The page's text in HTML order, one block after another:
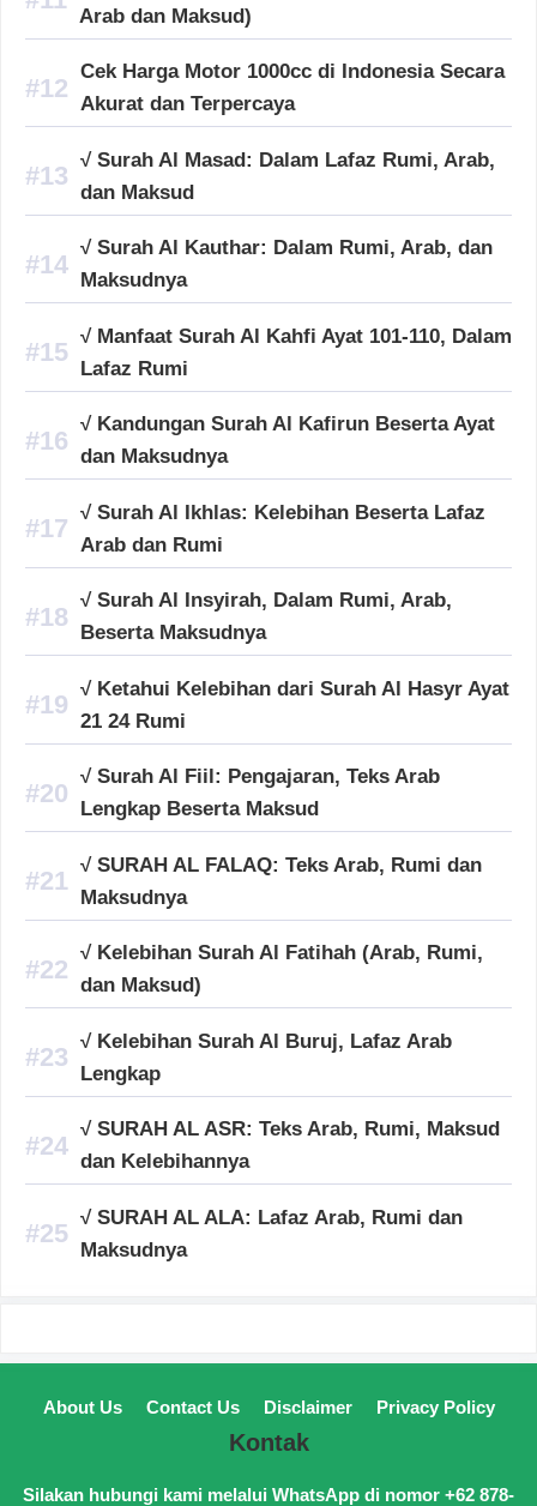
Arab dan Maksud)
Cek Harga Motor 1000cc di Indonesia Secara
Akurat dan Terpercaya
√ Surah Al Masad: Dalam Lafaz Rumi, Arab,
dan Maksud
√ Surah Al Kauthar: Dalam Rumi, Arab, dan
Maksudnya
√ Manfaat Surah Al Kahfi Ayat 101-110, Dalam
Lafaz Rumi
√ Kandungan Surah Al Kafirun Beserta Ayat
dan Maksudnya
√ Surah Al Ikhlas: Kelebihan Beserta Lafaz
Arab dan Rumi
√ Surah Al Insyirah, Dalam Rumi, Arab,
Beserta Maksudnya
√ Ketahui Kelebihan dari Surah Al Hasyr Ayat
21 24 Rumi
√ Surah Al Fiil: Pengajaran, Teks Arab
Lengkap Beserta Maksud
√ SURAH AL FALAQ: Teks Arab, Rumi dan
Maksudnya
√ Kelebihan Surah Al Fatihah (Arab, Rumi,
dan Maksud)
√ Kelebihan Surah Al Buruj, Lafaz Arab
Lengkap
√ SURAH AL ASR: Teks Arab, Rumi, Maksud
dan Kelebihannya
√ SURAH AL ALA: Lafaz Arab, Rumi dan
Maksudnya
About Us Contact Us Disclaimer Privacy Policy
Kontak
Silakan hubungi kami melalui WhatsApp di nomor +62 878-